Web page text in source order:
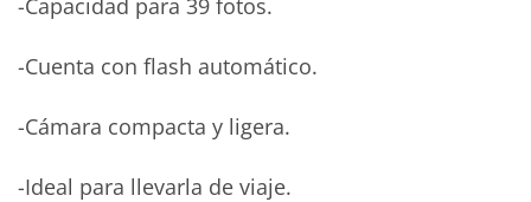
-Capacidad para 39 fotos.
-Cuenta con flash automático.
-Cámara compacta y ligera.
-Ideal para llevarla de viaje.